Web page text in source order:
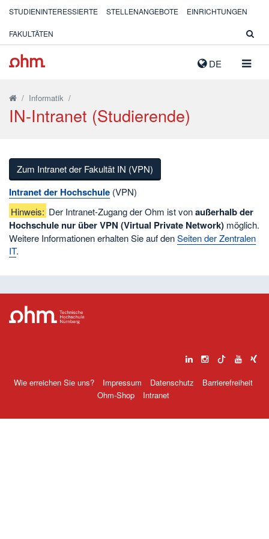
DE
STUDIENINTERESSIERTE STELLENANGEBOTE EINRICHTUNGEN
FAKULTÄTEN
/ Informatik /
IN-Intranet (Studierende)
Zum Intranet der Fakultät IN (VPN)
Intranet der Hochschule (VPN)
Hinweis: Der Intranet-Zugang der Ohm ist vonaußerhalb der
Hochschule nur über VPN (Virtual Private Network) möglich.
Weitere Informationen erhalten Sie auf denSeiten der Zentralen
IT.
Wie erreichen Sie uns? Impressum Datenschutz
Barrierefreiheit
Ohm-Shop
Intranet